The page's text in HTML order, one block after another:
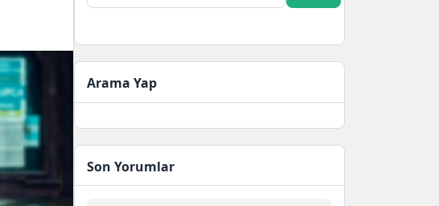
Arama Yap
Son Yorumlar